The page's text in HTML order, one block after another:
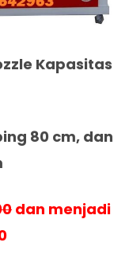
Kapasitas
80 cm, dan
dan menjadi